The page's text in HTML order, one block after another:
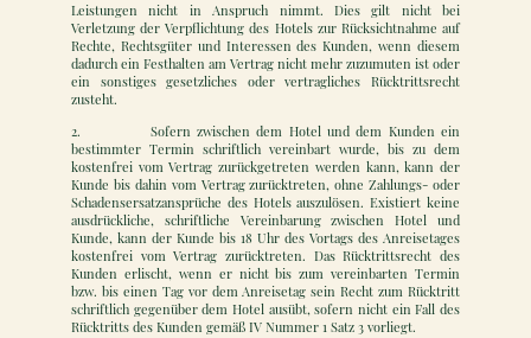
Leistungen nicht in Anspruch nimmt. Dies gilt nicht bei
Verletzung der Verpflichtung des Hotels zur Rücksichtnahme auf
Rechte, Rechtsgüter und Interessen des Kunden, wenn diesem
dadurch ein Festhalten am Vertrag nicht mehr zuzumuten ist oder
ein sonstiges gesetzliches oder vertragliches Rücktrittsrecht
zusteht.
2. Sofern zwischen dem Hotel und dem Kunden ein
bestimmter Termin schriftlich vereinbart wurde, bis zu dem
kostenfrei vom Vertrag zurückgetreten werden kann, kann der
Kunde bis dahin vom Vertrag zurücktreten, ohne Zahlungs- oder
Schadensersatzansprüche des Hotels auszulösen. Existiert keine
ausdrückliche, schriftliche Vereinbarung zwischen Hotel und
Kunde, kann der Kunde bis 18 Uhr des Vortags des Anreisetages
kostenfrei vom Vertrag zurücktreten. Das Rücktrittsrecht des
Kunden erlischt, wenn er nicht bis zum vereinbarten Termin
bzw. bis einen Tag vor dem Anreisetag sein Recht zum Rücktritt
schriftlich gegenüber dem Hotel ausübt, sofern nicht ein Fall des
Rücktritts des Kunden gemäß IV Nummer 1 Satz 3 vorliegt.